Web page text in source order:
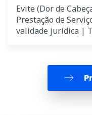
Evite (Dor de
Prestação de
validade jurídica |